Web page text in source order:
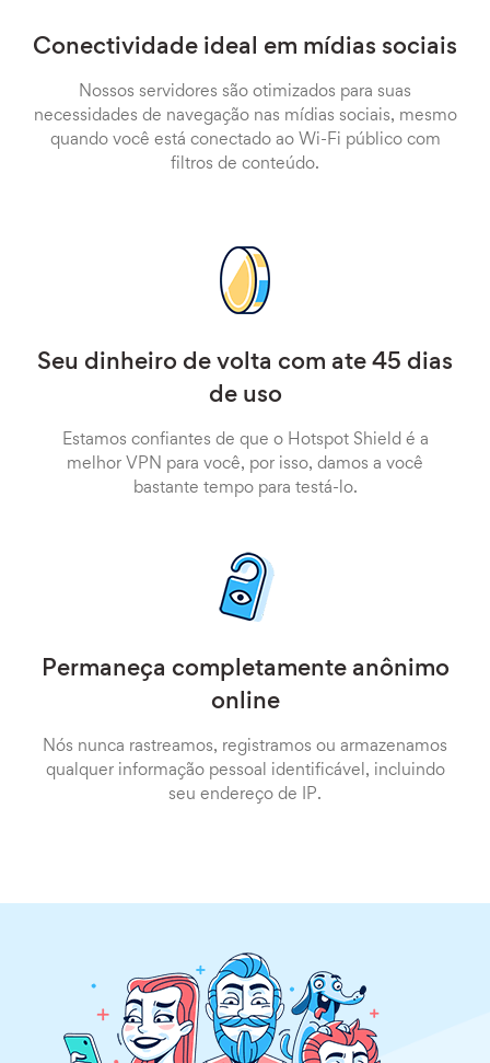
Conectividade ideal em mídias sociais
Nossos servidores são otimizados para suas
necessidades de navegação nas mídias sociais, mesmo
quando você está conectado ao Wi-Fi público com
filtros de conteúdo.
Seu dinheiro de volta com ate 45 dias
de uso
Estamos confiantes de que o Hotspot Shield é a
melhor VPN para você, por isso, damos a você
bastante tempo para testá-lo.
Permaneça completamente anônimo
online
Nós nunca rastreamos, registramos ou armazenamos
qualquer informação pessoal identificável, incluindo
seu endereço de IP.